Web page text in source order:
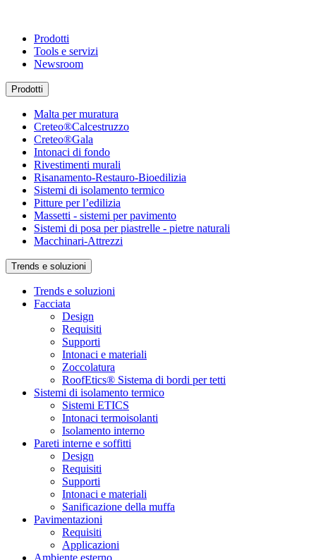
Prodotti
Tools e servizi
Newsroom
Prodotti
Malta per muratura
Creteo®Calcestruzzo
Creteo®Gala
Intonaci di fondo
Rivestimenti murali
Risanamento-Restauro-Bioedilizia
Sistemi di isolamento termico
Pitture per l’edilizia
Massetti - sistemi per pavimento
Sistemi di posa per piastrelle - pietre naturali
Macchinari-Attrezzi
Trends e soluzioni
Trends e soluzioni
Facciata
Design
Requisiti
Supporti
Intonaci e materiali
Zoccolatura
RoofEtics® Sistema di bordi per tetti
Sistemi di isolamento termico
Sistemi ETICS
Intonaci termoisolanti
Isolamento interno
Pareti interne e soffitti
Design
Requisiti
Supporti
Intonaci e materiali
Sanificazione della muffa
Pavimentazioni
Requisiti
Applicazioni
Ambiente esterno